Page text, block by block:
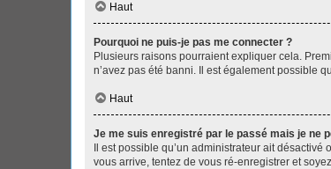
Haut
Pourquoi ne puis-je pas me connecter ?
Plusieurs raisons pourraient expliquer cela.
n’avez pas été banni. Il est également possible
Haut
Je me suis enregistré par le passé mais je ne
Il est possible qu’un administrateur ait
vous arrive, tentez de vous ré-enregistrer et